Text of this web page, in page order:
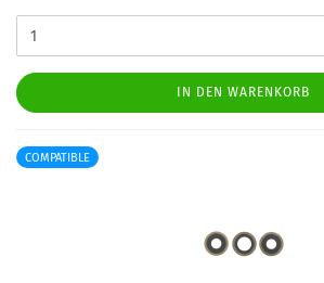
IN DEN WARENKORB
COMPATIBLE